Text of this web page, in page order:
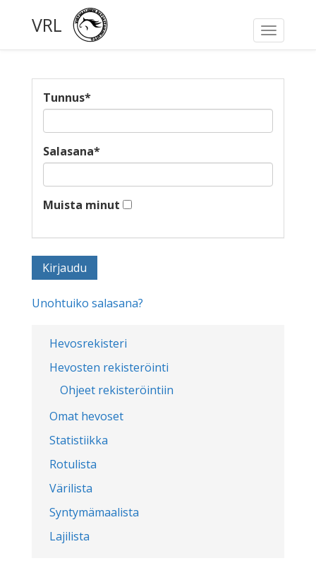
Toggle
VRL
Hevosrekisteri
Hevosten rekisteröinti
Ohjeet rekisteröintiin
Omat hevoset
Statistiikka
Rotulista
Värilista
Syntymämaalista
Lajilista
Tunnus*
Salasana*
Muista minut
Unohtuiko salasana?